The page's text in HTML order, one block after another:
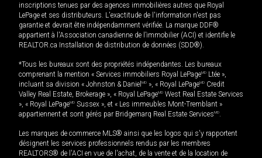
inscriptions tenues par des agences immobilières autres que Royal
LePage et ses distributeurs. L'exactitude de l'information n'est pas
garantie et devrait être indépendamment vérifiée. La marque DDF®
appartient à l'Association canadienne de l’immobilier (ACI) et identifie le
REALTOR.ca Installation de distribution de données (SDD®).
*Tous les bureaux sont des propriétés indépendantes. Les bureaux
comprenant la mention « Services immobiliers Royal LePageMD Ltée »,
incluant sa division « Johnston & Daniel MD », « Royal LePageMD Credit
Valley Real Estate, Brokerage », « Royal LePageMD West Real Estate Services
», « Royal LePageMD Sussex », et « Les immeubles Mont-Tremblant »
appartiennent et sont gérés par Bridgemarq Real Estate ServicesMD.
Les marques de commerce MLS® ainsi que les logos qui s'y rapportent
désignent les services professionnels rendus par les membres
REALTORS® de l'ACI en vue de l'achat, de la vente et de la location de